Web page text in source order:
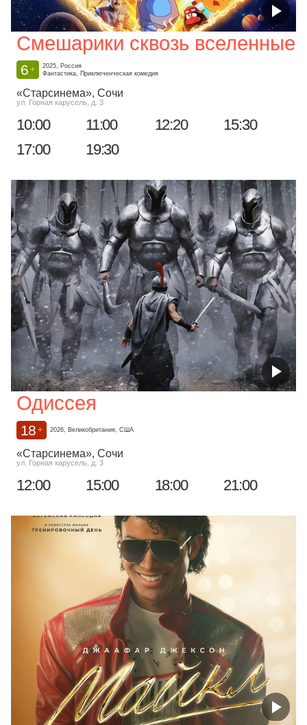
Смешарики сквозь вселенные
6 +
2025, Россия
Фантастика, Приключенческая комедия
«Старсинема», Сочи
ул. Горная карусель, д. 3
10:00 11:00 12:20
15:30
17:00
19:30
Одиссея
18 + 2026, Великобритания, США
«Старсинема», Сочи
ул. Горная карусель, д. 3
12:00 15:00 18:00 21:00